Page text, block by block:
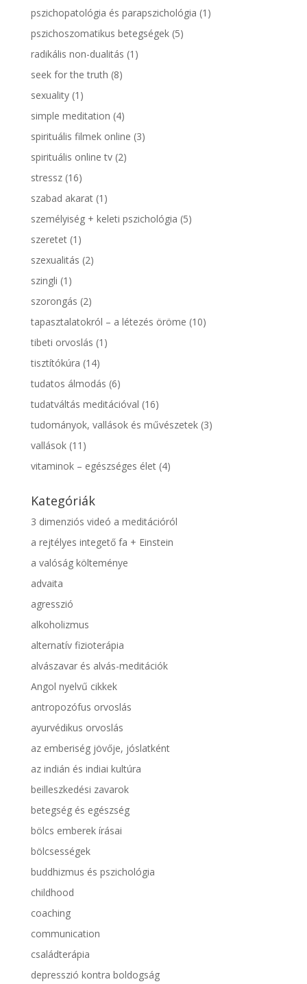
pszichopatológia és parapszichológia (1)
pszichoszomatikus betegségek(5)
radikális non-dualitás (1)
seek for the truth (8)
sexuality(1)
simple meditation (4)
spirituális filmek online (3)
spirituális online tv(2)
stressz(16)
szabad akarat(1)
személyiség + keleti pszichológia (5)
szeretet(1)
szexualitás (2)
szingli (1)
szorongás (2)
tapasztalatokról – a létezés öröme (10)
tibeti orvoslás (1)
tisztítókúra (14)
tudatos álmodás (6)
tudatváltás meditációval (16)
tudományok, vallások és művészetek(3)
vallások(11)
vitaminok – egészséges élet(4)
Kategóriák
3 dimenziós videó a meditációról
a rejtélyes integető fa + Einstein
a valóság költeménye
advaita
agresszió
alkoholizmus
alternatív fizioterápia
alvászavar és alvás-meditációk
Angol nyelvű cikkek
antropozófus orvoslás
ayurvédikus orvoslás
az emberiség jövője, jóslatként
az indián és indiai kultúra
beilleszkedési zavarok
betegség és egészség
bölcs emberek írásai
bölcsességek
buddhizmus és pszichológia
childhood
coaching
communication
családterápia
depresszió kontra boldogság